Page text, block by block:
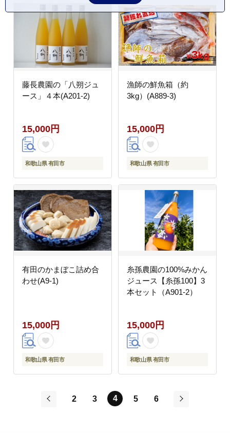
藤長農園の「八朔ジュ
ース」４本(A201-2)
15,000円
和歌山県 有田市
漁師の鮮魚箱（約
3kg）(A889-3)
15,000円
和歌山県 有田市
有田のかまぼこ詰め合
わせ(A9-1)
15,000円
和歌山県 有田市
糸孫農園の100%みかん
ジュース【糸孫100】3
本セット（A901-2）
15,000円
和歌山県 有田市
2 3 4 5
6